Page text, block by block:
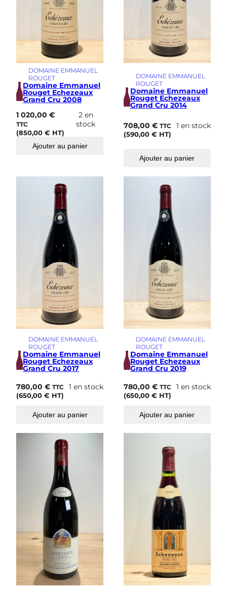
DOMAINE EMMANUEL
ROUGET
Domaine Emmanuel
Rouget Echezeaux
Grand Cru 2008
1 020,00€
TTC
(850,00€ HT)
2 en
stock
Ajouter au panier
DOMAINE EMMANUEL
ROUGET
Domaine Emmanuel
Rouget Echezeaux
Grand Cru 2014
708,00 € TTC
(590,00 €HT)
1 en stock
Ajouter au panier
DOMAINE EMMANUEL
ROUGET
Domaine Emmanuel
Rouget Echezeaux
Grand Cru 2017
780,00€ TTC
(650,00€ HT)
1 en stock
Ajouter au panier
DOMAINE EMMANUEL
ROUGET
Domaine Emmanuel
Rouget Echezeaux
Grand Cru 2019
780,00 € TTC
(650,00 €HT)
1 en stock
Ajouter au panier